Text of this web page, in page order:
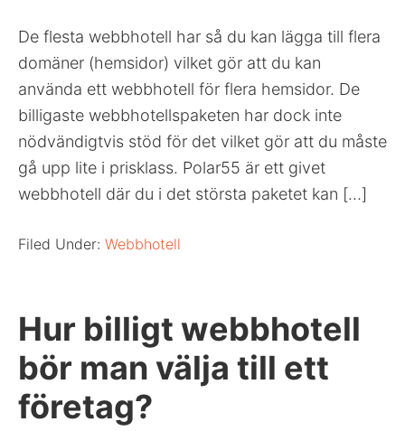
De flesta webbhotell har så du kan lägga till flera
domäner (hemsidor) vilket gör att du kan
använda ett webbhotell för flera hemsidor. De
billigaste webbhotellspaketen har dock inte
nödvändigtvis stöd för det vilket gör att du måste
gå upp lite i prisklass. Polar55 är ett givet
webbhotell där du i det största paketet kan […]
Filed Under: Webbhotell
Hur billigt webbhotell
bör man välja till ett
företag?